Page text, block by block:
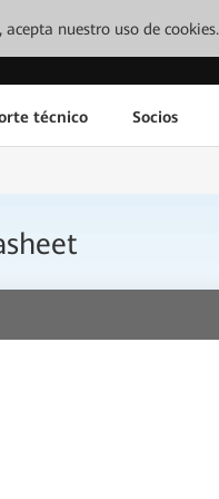
nuestro uso de cookies.
técnico Socios